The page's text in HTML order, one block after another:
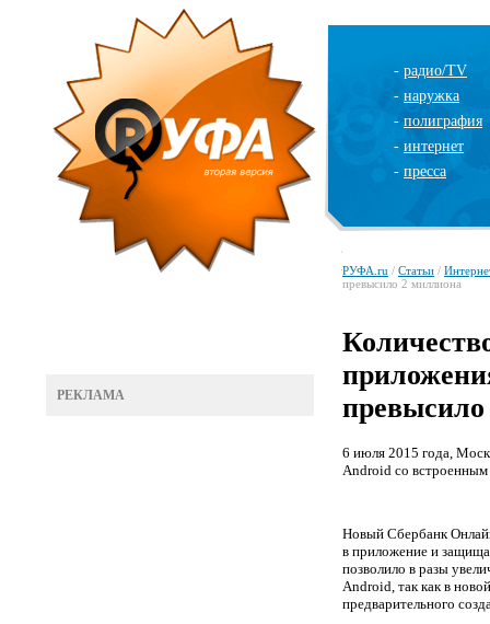
- радио/TV
- наружка
- полиграфия
- интернет
- пресса
РЕКЛАМА
РУФА.ru / Статьи /
превысило 2 миллиона
6 июля 2015 года,
Android со
Новый Сбербанк
в приложение и
позволило в разы
Android, так как в
предварительного